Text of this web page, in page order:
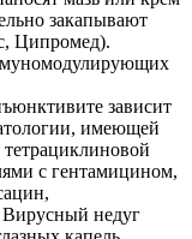
закапывают
Ципромед).
зависит
имеющей
с гентамицином,
недуг